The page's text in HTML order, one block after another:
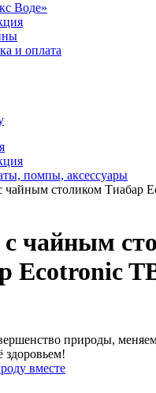
Воде»
и оплата
помпы, аксессуары
чайным столиком Тиабар
с чайным
Ecotronic
природы,
здоровьем!
вместе